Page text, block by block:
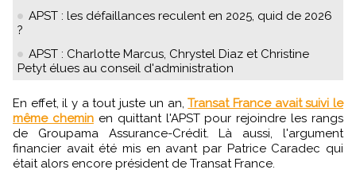
APST : les défaillances reculent en 2025, quid de 2026
?
APST : Charlotte Marcus, Chrystel Diaz et Christine
Petyt élues au conseil d'administration
En effet, il y a tout juste un an,Transat France avait suivi le
même cheminen quittant l'APST pour rejoindre les rangs
de Groupama Assurance-Crédit. Là aussi, l'argument
financier avait été mis en avant par Patrice Caradec qui
était alors encore président de Transat France.